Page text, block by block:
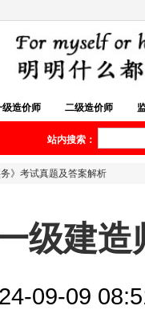
级造价师 二级造价师
站内搜索：
》考试真题及答案解析
级建
09-09